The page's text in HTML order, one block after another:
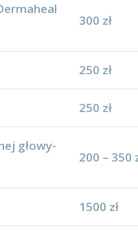
300 zł
250 zł
250 zł
głowy-
200 – 350
1500 zł